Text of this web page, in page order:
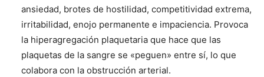
ansiedad, brotes de hostilidad, competitividad extrema,
irritabilidad, enojo permanente e impaciencia. Provoca
la hiperagregación plaquetaria que hace que las
plaquetas de la sangre se «peguen» entre sí, lo que
colabora con la obstrucción arterial.